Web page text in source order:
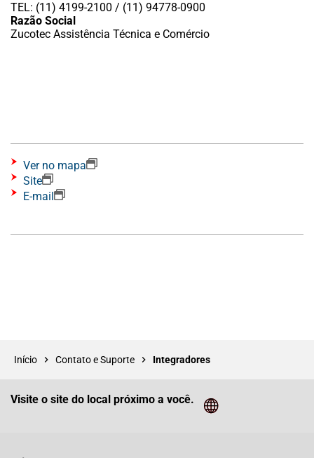
TEL: (11) 4199-2100 / (11) 94778-0900
Razão Social
Zucotec Assistência Técnica e Comércio
Ver no mapa
Site
E-mail
Início Contato e Suporte Integradores
Visite o site do local próximo a você.